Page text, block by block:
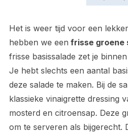
Het is weer tijd voor een
hebben we een frisse groene
frisse basissalade zet je
Je hebt slechts een aantal
deze salade te maken. Bij de
klassieke vinaigrette dressing
mosterd en citroensap. Deze
om te serveren als bijgerecht.